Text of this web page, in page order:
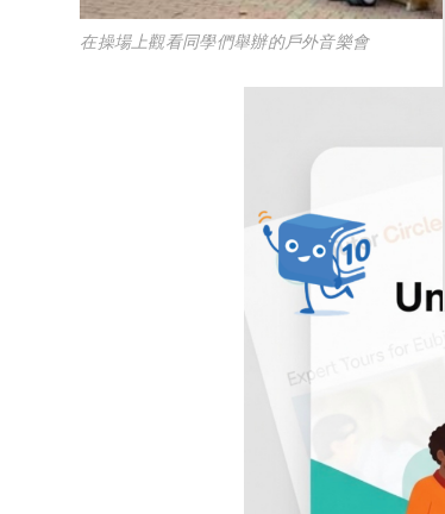
在操場上觀看同學們舉辦的戶外音樂會